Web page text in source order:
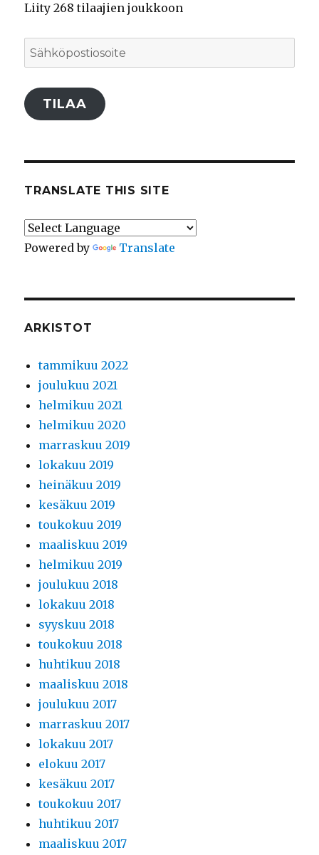
Liity 268 tilaajien joukkoon
Sähköpostiosoite
TILAA
TRANSLATE THIS SITE
Powered by Translate
ARKISTOT
tammikuu 2022
joulukuu 2021
helmikuu 2021
helmikuu 2020
marraskuu 2019
lokakuu 2019
heinäkuu 2019
kesäkuu 2019
toukokuu 2019
maaliskuu 2019
helmikuu 2019
joulukuu 2018
lokakuu 2018
syyskuu 2018
toukokuu 2018
huhtikuu 2018
maaliskuu 2018
joulukuu 2017
marraskuu 2017
lokakuu 2017
elokuu 2017
kesäkuu 2017
toukokuu 2017
huhtikuu 2017
maaliskuu 2017